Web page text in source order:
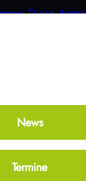
News
Termine